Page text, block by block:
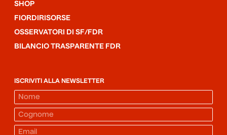
SHOP
FIORDIRISORSE
OSSERVATORI DI SF/FDR
BILANCIO TRASPARENTE FDR
ISCRIVITI ALLA NEWSLETTER